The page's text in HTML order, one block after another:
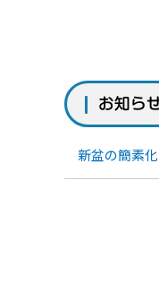
お知ら
新盆の簡素